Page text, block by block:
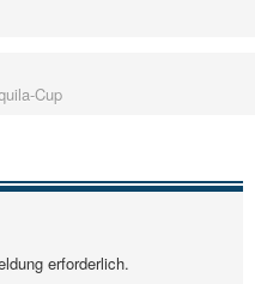
Cup
erforderlich.